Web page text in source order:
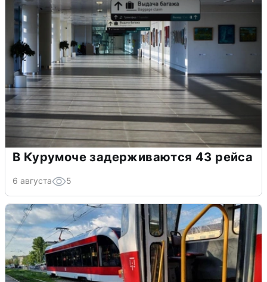
В Курумоче задерживаются 43 рейса
6 августа 5